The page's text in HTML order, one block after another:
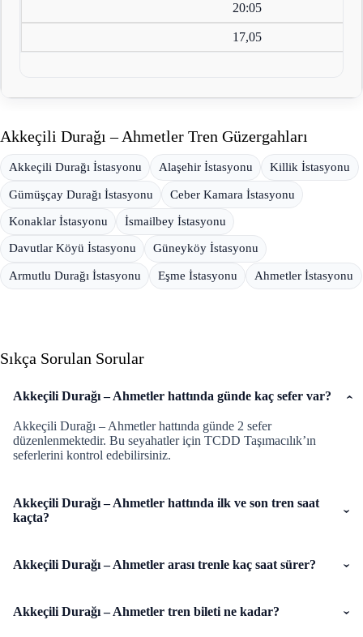
20:05
17,05
Akkeçili Durağı – Ahmetler Tren Güzergahları
Akkeçili Durağı İstasyonu Alaşehir İstasyonu Killik İstasyonu
Gümüşçay Durağı İstasyonu Ceber Kamara İstasyonu
Konaklar İstasyonu İsmailbey İstasyonu
Davutlar Köyü İstasyonu Güneyköy İstasyonu
Armutlu Durağı İstasyonu Eşme İstasyonu Ahmetler İstasyonu
Sıkça Sorulan Sorular
Akkeçili Durağı – Ahmetler hattında günde kaç sefer var?
Akkeçili Durağı – Ahmetler hattında günde 2 sefer
düzenlenmektedir. Bu seyahatler için TCDD Taşımacılık’ın
seferlerini kontrol edebilirsiniz.
Akkeçili Durağı – Ahmetler hattında ilk ve son tren saat
kaçta?
Akkeçili Durağı – Ahmetler arası trenle kaç saat sürer?
Akkeçili Durağı – Ahmetler tren bileti ne kadar?